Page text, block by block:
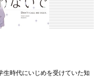
時代にいじめを受けていた知